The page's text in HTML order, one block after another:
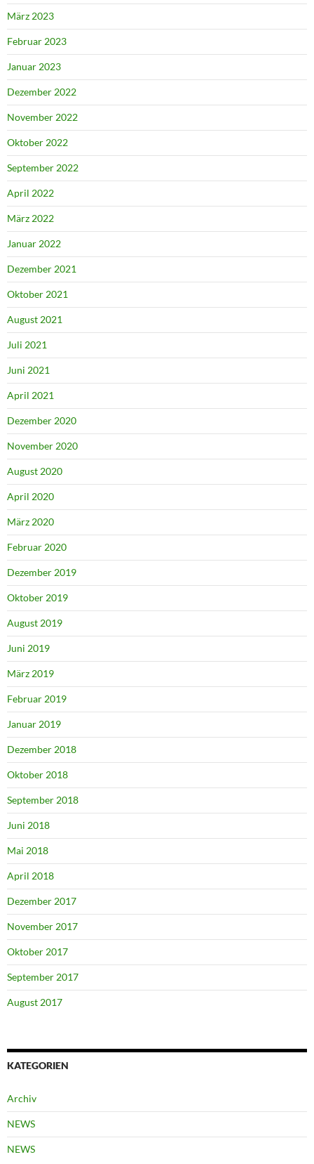
März 2023
Februar 2023
Januar 2023
Dezember 2022
November 2022
Oktober 2022
September 2022
April 2022
März 2022
Januar 2022
Dezember 2021
Oktober 2021
August 2021
Juli 2021
Juni 2021
April 2021
Dezember 2020
November 2020
August 2020
April 2020
März 2020
Februar 2020
Dezember 2019
Oktober 2019
August 2019
Juni 2019
März 2019
Februar 2019
Januar 2019
Dezember 2018
Oktober 2018
September 2018
Juni 2018
Mai 2018
April 2018
Dezember 2017
November 2017
Oktober 2017
September 2017
August 2017
KATEGORIEN
Archiv
NEWS
NEWS